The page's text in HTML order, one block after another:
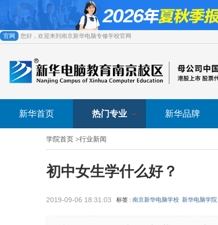
官网 您好，欢迎来到南京新华电脑专修学校官网
新华首页 热门专业 新华品牌
学院首页 >行业新闻
初中女生学什么好？
2019-09-06 18:31:03 标签 : 南京新华电脑学校 新华电脑学院